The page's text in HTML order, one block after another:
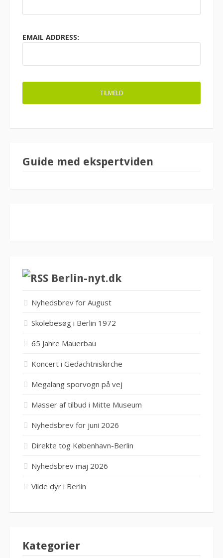
EMAIL ADDRESS:
Guide med ekspertviden
Berlin-nyt.dk
Nyhedsbrev for August
Skolebesøg i Berlin 1972
65 Jahre Mauerbau
Koncert i Gedächtniskirche
Megalang sporvogn på vej
Masser af tilbud i Mitte Museum
Nyhedsbrev for juni 2026
Direkte tog København-Berlin
Nyhedsbrev maj 2026
Vilde dyr i Berlin
Kategorier